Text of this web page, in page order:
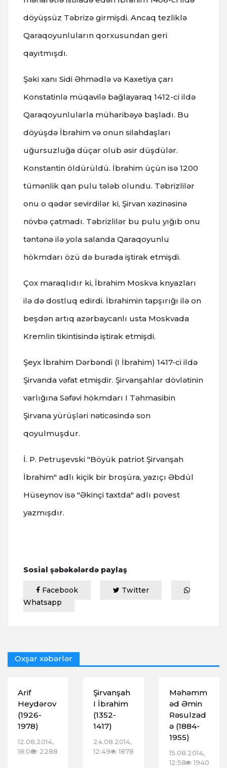
döyüşsüz Təbrizə girmişdi. Ancaq tezliklə
Qaraqoyunluların qorxusundan geri
qayıtmışdı.
Şəki xanı Sidi Əhmədlə və Kaxetiya çarı
Konstatinlə müqavilə bağlayaraq 1412-ci ildə
Qaraqoyunlularla müharibəyə başladı. Bu
döyüşdə İbrahim və onun silahdaşları
uğursuzluğa düçar olub əsir düşdülər.
Konstantin öldürüldü. İbrahim üçün isə 1200
tümənlik qan pulu tələb olundu. Təbrizlilər
onu o qədər sevirdilər ki, Şirvan xəzinəsinə
növbə çatmadı. Təbrizlilər bu pulu yığıb onu
təntənə ilə yola salanda Qaraqoyunlu
hökmdarı özü də burada iştirak etmişdi.
Çox maraqlıdır ki, İbrahim Moskva knyazları
ilə də dostluq edirdi. İbrahimin tapşırığı ilə on
beşdən artıq azərbaycanlı usta Moskvada
Kremlin tikintisində iştirak etmişdi.
Şeyx İbrahim Dərbəndi (I İbrahim) 1417-ci ildə
Şirvanda vəfat etmişdir. Şirvanşahlar dövlətinin
varlığına Səfəvi hökmdarı I Təhmasibin
Şirvana yürüşləri nəticəsində son
qoyulmuşdur.
İ. P. Petruşevski "Böyük patriot Şirvanşah
İbrahim" adlı kiçik bir broşüra, yazıçı Əbdül
Hüseynov isə "Əkinçi taxtda" adlı povest
yazmışdır.
Sosial şəbəkələrdə paylaş
Facebook
Twitter
Whatsapp
Oxşar xəbərlər
Arif
Heydərov
(1926-
1978)
12.08.2014,
18:06
2288
Şirvanşah
I İbrahim
(1352-
1417)
24.08.2014,
12:49
1878
Məhəmm
əd Əmin
Rəsulzad
ə (1884-
1955)
15.08.2014,
12:58
1940